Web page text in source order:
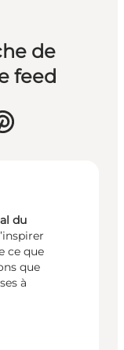
de
feed
du
ce que
que
à